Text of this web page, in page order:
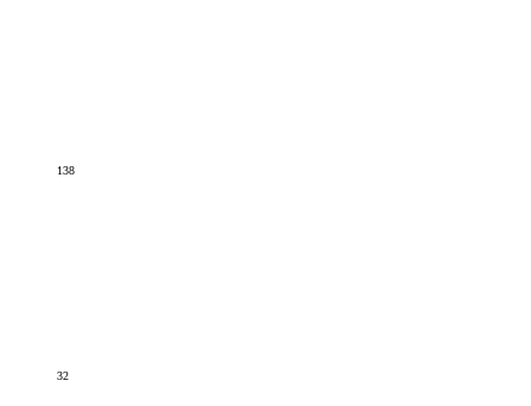
138
32